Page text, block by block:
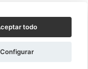
todo
Configurar